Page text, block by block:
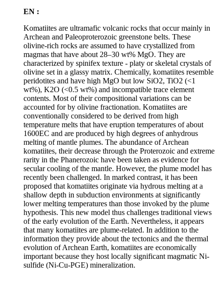
EN :
Komatiites are ultramafic volcanic rocks that occur mainly in
Archean and Paleoproterozoic greenstone belts. These
olivine-rich rocks are assumed to have crystallized from
magmas that have about 28–30 wt% MgO. They are
characterized by spinifex texture - platy or skeletal crystals of
olivine set in a glassy matrix. Chemically, komatiites resemble
peridotites and have high MgO but low SiO2, TiO2 (<1
wt%), K2O (<0.5 wt%) and incompatible trace element
contents. Most of their compositional variations can be
accounted for by olivine fractionation. Komatiites are
conventionally considered to be derived from high
temperature melts that have eruption temperatures of about
1600EC and are produced by high degrees of anhydrous
melting of mantle plumes. The abundance of Archean
komatiites, their decrease through the Proterozoic and extreme
rarity in the Phanerozoic have been taken as evidence for
secular cooling of the mantle. However, the plume model has
recently been challenged. In marked contrast, it has been
proposed that komatiites originate via hydrous melting at a
shallow depth in subduction environments at significantly
lower melting temperatures than those invoked by the plume
hypothesis. This new model thus challenges traditional views
of the early evolution of the Earth. Nevertheless, it appears
that many komatiites are plume-related. In addition to the
information they provide about the tectonics and the thermal
evolution of Archean Earth, komatiites are economically
important because they host locally significant magmatic Ni-
sulfide (Ni-Cu-PGE) mineralization.